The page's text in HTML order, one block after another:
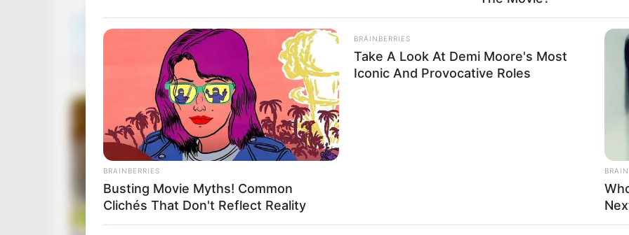
BRAINBERRIES
Busting Movie Myths! Common
Clichés That Don't Reflect Reality
BRAINBERRIES
Take A Look At Demi Moore's Most
Iconic And Provocative Roles